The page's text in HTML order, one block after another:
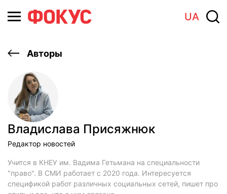
UA
Авторы
Владислава Присяжнюк
Редактор новостей
Учится в КНЕУ им. Вадима Гетьмана на специальности
"право". В СМИ работает с 2020 года. Интересуется
спецификой работ различных социальных сетей, пишет про